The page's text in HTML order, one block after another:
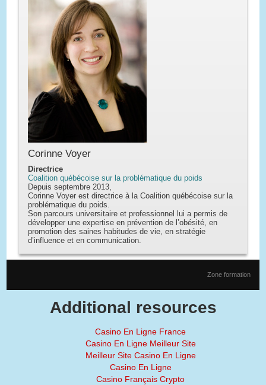
Corinne Voyer
Directrice
Coalition québécoise sur la problématique du poids
Depuis septembre 2013,
Corinne Voyer est directrice à la Coalition québécoise sur la
problématique du poids.
Son parcours universitaire et professionnel lui a permis de
développer une expertise en prévention de l’obésité, en
promotion des saines habitudes de vie, en stratégie
d’influence et en communication.
Zone formation
Additional resources
Casino En Ligne France
Casino En Ligne Meilleur Site
Meilleur Site Casino En Ligne
Casino En Ligne
Casino Français Crypto